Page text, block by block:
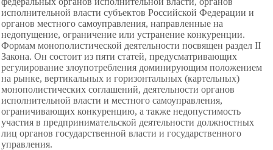
исполнительной власти субъектов Российской Федерации и
органов местного самоуправления, направленные на
недопущение, ограничение или устранение конкуренции.
Формам монополистической деятельности посвящен раздел II
Закона. Он состоит из пяти статей, предусматривающих
регулирование злоупотребления доминирующим положением
на рынке, вертикальных и горизонтальных (картельных)
монополистических соглашений, деятельности органов
исполнительной власти и местного самоуправления,
ограничивающих конкуренцию, а также недопустимость
участия в предпринимательской деятельности должностных
лиц органов государственной власти и государственного
управления.